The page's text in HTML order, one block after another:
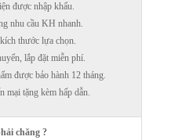
được nhập khẩu.
nhu cầu KH nhanh.
thước lựa chọn.
lắp đặt miễn phí.
được bảo hành 12 tháng.
mại tặng kèm hấp dẫn.
chăng ?